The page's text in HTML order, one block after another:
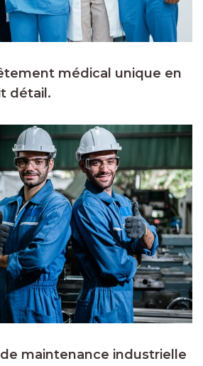
médical unique en
détail.
maintenance industrielle